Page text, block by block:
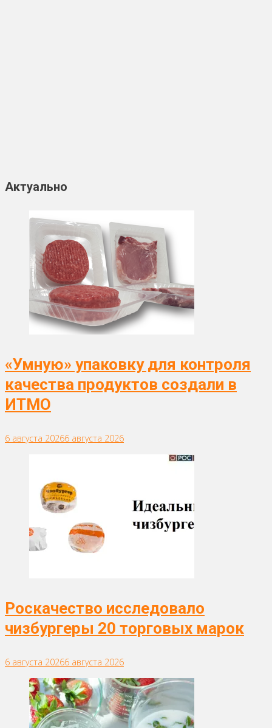
Актуально
«Умную» упаковку для контроля
качества продуктов создали в
ИТМО
6 августа 20266 августа 2026
Роскачество исследовало
чизбургеры 20 торговых марок
6 августа 20266 августа 2026